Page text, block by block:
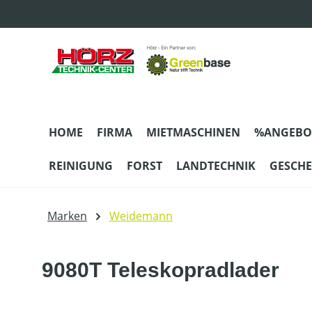
HOME FIRMA MIETMASCHINEN
REINIGUNG FORST LANDTECHNIK
Marken Weidemann
9080T Teleskopradlader